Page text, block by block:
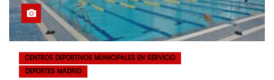
CENTROS DEPORTIVOS MUNICIPALES EN SERVICIO
DEPORTES MADRID